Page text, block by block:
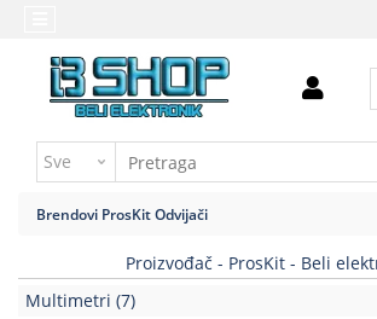
Baterija,punjač
Elektromehaničke
Brendovi
Uputstvo
kupovinu
slanja
Brendovi ProsKitOdvijači
Proizvođač - ProsKit - Beli
Multimetri (7)